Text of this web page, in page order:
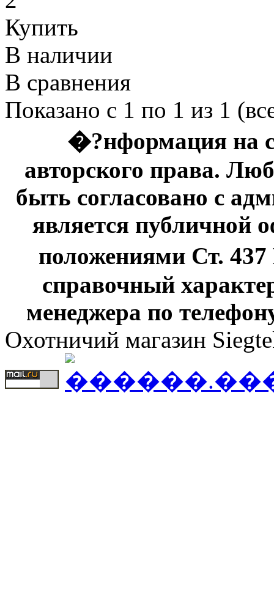
Купить
В наличии
В сравнения
Показано с 1 по 1 из 1
�?нформация на
авторского права.
быть согласовано с
является публичной
положениями Ст.
справочный
менеджера по
Охотничий магазин